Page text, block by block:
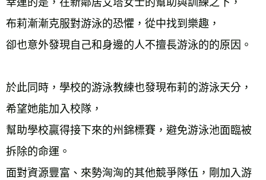
幸運的是，在新鄰居艾塔女士的幫助與訓練之下，
布莉漸漸克服對游泳的恐懼，從中找到樂趣，
卻也意外發現自己和身邊的人不擅長游泳的的原因。
於此同時，學校的游泳教練也發現布莉的游泳天分，
希望她能加入校隊，
幫助學校贏得接下來的州錦標賽，避免游泳池面臨被
拆除的命運。
面對資源豐富、來勢洶洶的其他競爭隊伍，剛加入游